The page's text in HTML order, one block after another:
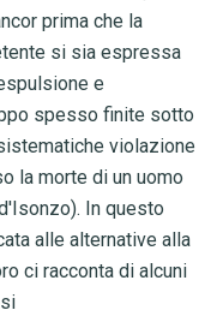
prima che la
si sia espressa
e
spesso finite sotto
violazione
la morte di un uomo
In questo
alle alternative alla
ci racconta di alcuni